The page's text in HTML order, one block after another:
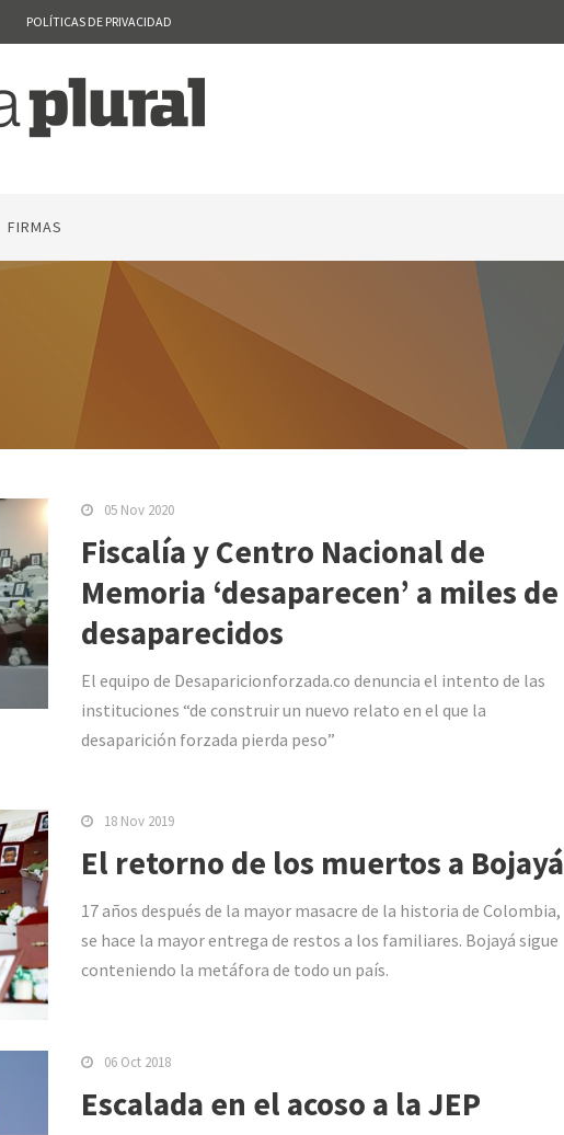
POLÍTICAS DE PRIVACIDAD
FIRMAS
05 Nov 2020
Fiscalía y Centro Nacional de
Memoria ‘desaparecen’ a miles de
desaparecidos
El equipo de Desaparicionforzada.co denuncia el intento de las
instituciones “de construir un nuevo relato en el que la
desaparición forzada pierda peso”
18 Nov 2019
El retorno de los muertos a Bojayá
17 años después de la mayor masacre de la historia de Colombia,
se hace la mayor entrega de restos a los familiares. Bojayá sigue
conteniendo la metáfora de todo un país.
06 Oct 2018
Escalada en el acoso a la JEP